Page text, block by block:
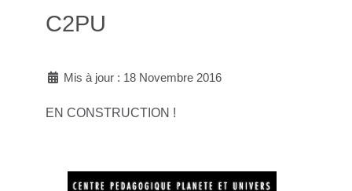
C2PU
Mis à jour : 18 Novembre 2016
EN CONSTRUCTION !